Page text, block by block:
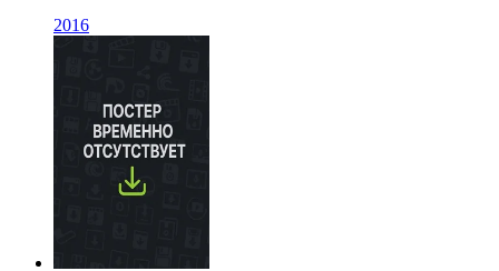
2016